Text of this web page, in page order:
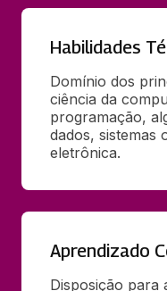
Habilidades
Domínio dos
ciência da
programação,
dados, sistemas
eletrônica.
Aprendizado
Disposição para